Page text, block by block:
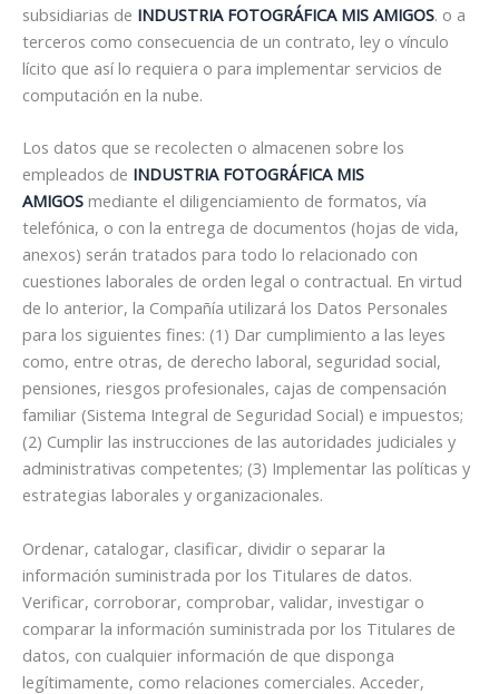
subsidiarias de INDUSTRIA FOTOGRÁFICA MIS AMIGOS. o a
terceros como consecuencia de un contrato, ley o vínculo
lícito que así lo requiera o para implementar servicios de
computación en la nube.
Los datos que se recolecten o almacenen sobre los
empleados de INDUSTRIA FOTOGRÁFICA MIS
AMIGOS mediante el diligenciamiento de formatos, vía
telefónica, o con la entrega de documentos (hojas de vida,
anexos) serán tratados para todo lo relacionado con
cuestiones laborales de orden legal o contractual. En virtud
de lo anterior, la Compañía utilizará los Datos Personales
para los siguientes fines: (1) Dar cumplimiento a las leyes
como, entre otras, de derecho laboral, seguridad social,
pensiones, riesgos profesionales, cajas de compensación
familiar (Sistema Integral de Seguridad Social) e impuestos;
(2) Cumplir las instrucciones de las autoridades judiciales y
administrativas competentes; (3) Implementar las políticas y
estrategias laborales y organizacionales.
Ordenar, catalogar, clasificar, dividir o separar la
información suministrada por los Titulares de datos.
Verificar, corroborar, comprobar, validar, investigar o
comparar la información suministrada por los Titulares de
datos, con cualquier información de que disponga
legítimamente, como relaciones comerciales. Acceder,